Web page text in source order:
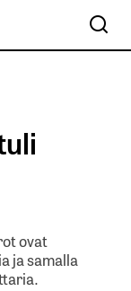
ovat
ja samalla